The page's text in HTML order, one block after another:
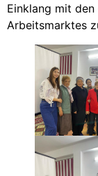
Einklang mit
Arbeitsmarktes